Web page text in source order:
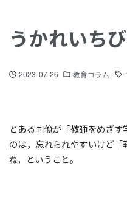
うかれいち
2023-07-26 教育コラム
とある同僚が「教師をめざ
のは，忘れられやすいけど
ね，ということ。